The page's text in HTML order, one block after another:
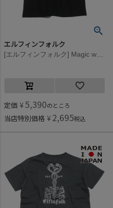
エルフィンフォルク
定価 ¥ 5,390のところ
当店特別価格 ¥ 2,695税込